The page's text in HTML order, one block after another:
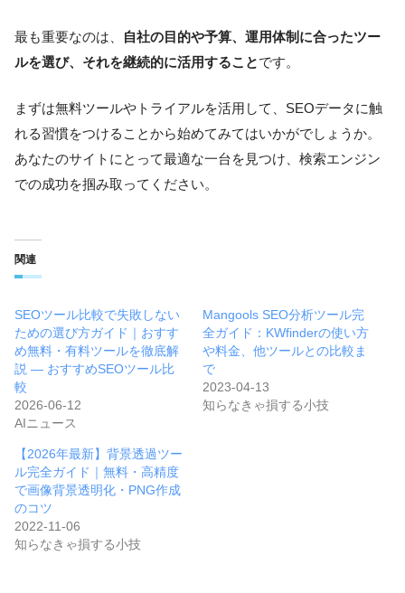
最も重要なのは、
自社の目的や予算、運用体制に合ったツー
ルを選び、それを継続的に活用することです。
まずは無料ツールやトライアルを活用して、SEOデータに触
れる習慣をつけることから始めてみてはいかがでしょうか。
あなたのサイトにとって最適な一台を見つけ、検索エンジン
での成功を掴み取ってください。
関連
SEOツール比較で失敗しない
ための選び方ガイド｜おすす
め無料・有料ツールを徹底解
説 — おすすめSEOツール比
較
2026-06-12
AIニュース
Mangools SEO分析ツール完
全ガイド：KWfinderの使い方
や料金、他ツールとの比較ま
で
2023-04-13
知らなきゃ損する小技
【2026年最新】背景透過ツー
ル完全ガイド｜無料・高精度
で画像背景透明化・PNG作成
のコツ
2022-11-06
知らなきゃ損する小技